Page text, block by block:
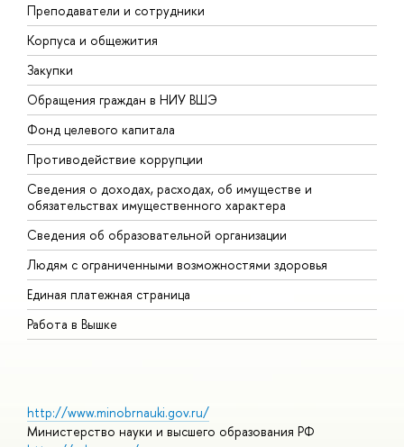
Преподаватели и сотрудники
Корпуса и общежития
Закупки
Обращения граждан в НИУ ВШЭ
Фонд целевого капитала
Противодействие коррупции
Сведения о доходах, расходах, об имуществе и
обязательствах имущественного характера
Сведения об образовательной организации
Людям с ограниченными возможностями здоровья
Единая платежная страница
Работа в Вышке
http://www.minobrnauki.gov.ru/
Министерство науки и высшего образования РФ